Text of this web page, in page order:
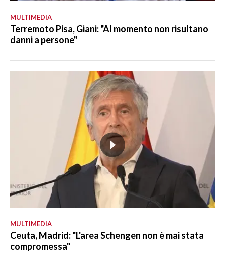
MULTIMEDIA
Terremoto Pisa, Giani: "Al momento non risultano
danni a persone"
MULTIMEDIA
Ceuta, Madrid: "L'area Schengen non è mai stata
compromessa"